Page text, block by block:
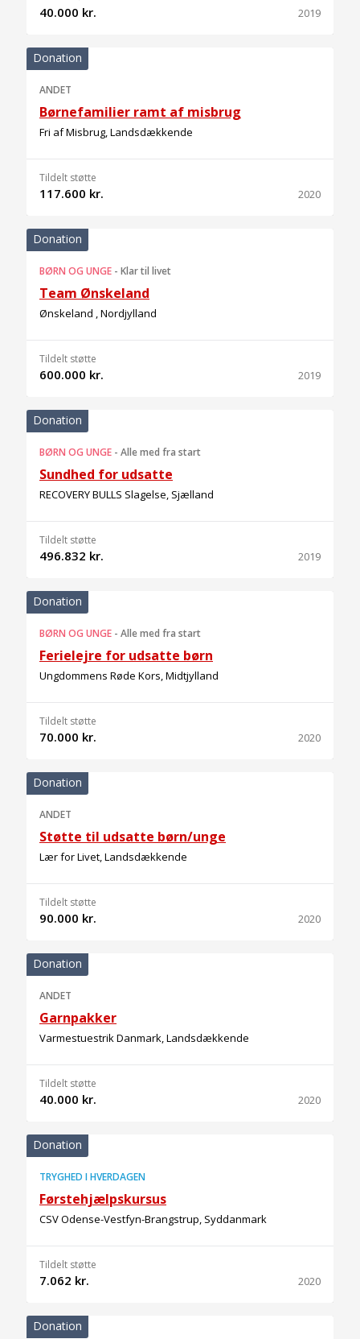
40.000 kr. 2019
Donation
ANDET
Børnefamilier ramt af misbrug
Fri af Misbrug, Landsdækkende
Tildelt støtte
117.600 kr. 2020
Donation
BØRN OG UNGE - Klar til livet
Team Ønskeland
Ønskeland , Nordjylland
Tildelt støtte
600.000 kr. 2019
Donation
BØRN OG UNGE - Alle med fra start
Sundhed for udsatte
RECOVERY BULLS Slagelse, Sjælland
Tildelt støtte
496.832 kr. 2019
Donation
BØRN OG UNGE - Alle med fra start
Ferielejre for udsatte børn
Ungdommens Røde Kors, Midtjylland
Tildelt støtte
70.000 kr. 2020
Donation
ANDET
Støtte til udsatte børn/unge
Lær for Livet, Landsdækkende
Tildelt støtte
90.000 kr. 2020
Donation
ANDET
Garnpakker
Varmestuestrik Danmark, Landsdækkende
Tildelt støtte
40.000 kr. 2020
Donation
TRYGHED I HVERDAGEN
Førstehjælpskursus
CSV Odense-Vestfyn-Brangstrup, Syddanmark
Tildelt støtte
7.062 kr. 2020
Donation